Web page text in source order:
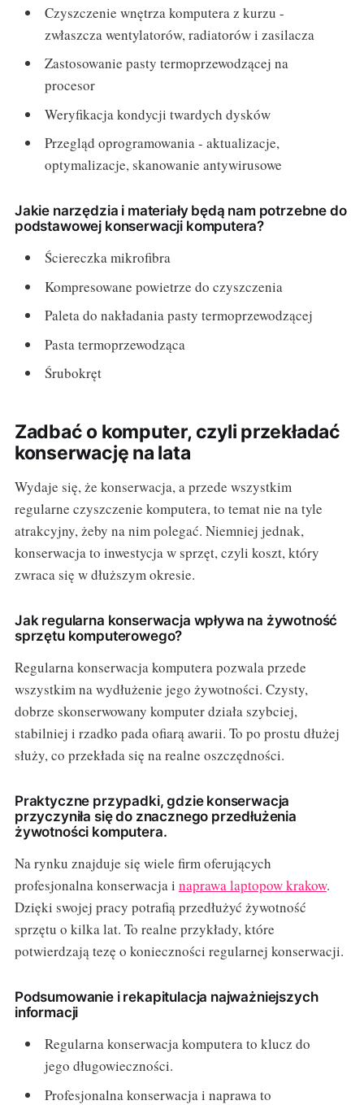
Czyszczenie wnętrza komputera z kurzu -
zwłaszcza wentylatorów, radiatorów i zasilacza
Zastosowanie pasty termoprzewodzącej na
procesor
Weryfikacja kondycji twardych dysków
Przegląd oprogramowania - aktualizacje,
optymalizacje, skanowanie antywirusowe
Jakie narzędzia i materiały będą nam potrzebne do
podstawowej konserwacji komputera?
Ściereczka mikrofibra
Kompresowane powietrze do czyszczenia
Paleta do nakładania pasty termoprzewodzącej
Pasta termoprzewodząca
Śrubokręt
Zadbać o komputer, czyli przekładać
konserwację na lata
Wydaje się, że konserwacja, a przede wszystkim
regularne czyszczenie komputera, to temat nie na tyle
atrakcyjny, żeby na nim polegać. Niemniej jednak,
konserwacja to inwestycja w sprzęt, czyli koszt, który
zwraca się w dłuższym okresie.
Jak regularna konserwacja wpływa na żywotność
sprzętu komputerowego?
Regularna konserwacja komputera pozwala przede
wszystkim na wydłużenie jego żywotności. Czysty,
dobrze skonserwowany komputer działa szybciej,
stabilniej i rzadko pada ofiarą awarii. To po prostu dłużej
służy, co przekłada się na realne oszczędności.
Praktyczne przypadki, gdzie konserwacja
przyczyniła się do znacznego przedłużenia
żywotności komputera.
Na rynku znajduje się wiele firm oferujących
profesjonalna konserwacja i naprawa laptopow krakow.
Dzięki swojej pracy potrafią przedłużyć żywotność
sprzętu o kilka lat. To realne przykłady, które
potwierdzają tezę o konieczności regularnej konserwacji.
Podsumowanie i rekapitulacja najważniejszych
informacji
Regularna konserwacja komputera to klucz do
jego długowieczności.
Profesjonalna konserwacja i naprawa to